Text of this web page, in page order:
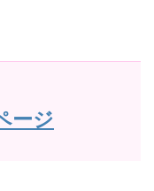
ージ